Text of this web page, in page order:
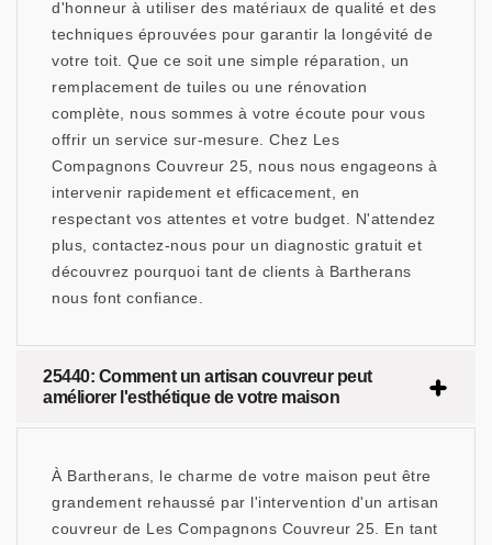
d'honneur à utiliser des matériaux de qualité et des
techniques éprouvées pour garantir la longévité de
votre toit. Que ce soit une simple réparation, un
remplacement de tuiles ou une rénovation
complète, nous sommes à votre écoute pour vous
offrir un service sur-mesure. Chez Les
Compagnons Couvreur 25, nous nous engageons à
intervenir rapidement et efficacement, en
respectant vos attentes et votre budget. N'attendez
plus, contactez-nous pour un diagnostic gratuit et
découvrez pourquoi tant de clients à Bartherans
nous font confiance.
25440: Comment un artisan couvreur peut
améliorer l'esthétique de votre maison
À Bartherans, le charme de votre maison peut être
grandement rehaussé par l'intervention d'un artisan
couvreur de Les Compagnons Couvreur 25. En tant